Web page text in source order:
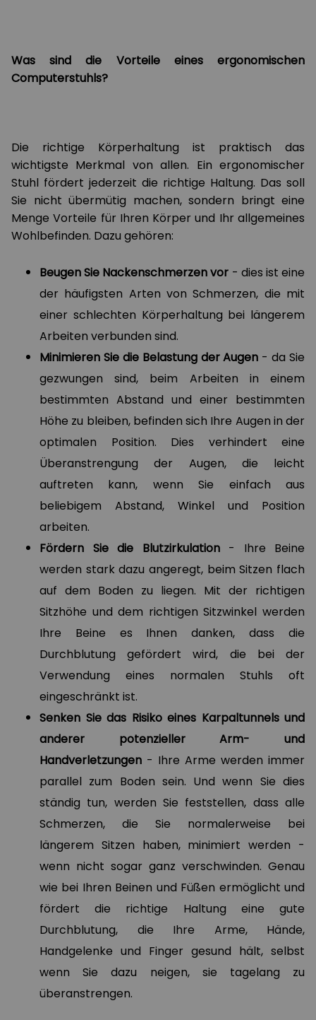
Was sind die Vorteile eines ergonomischen
Computerstuhls?
Die richtige Körperhaltung ist praktisch das
wichtigste Merkmal von allen. Ein ergonomischer
Stuhl fördert jederzeit die richtige Haltung. Das soll
Sie nicht übermütig machen, sondern bringt eine
Menge Vorteile für Ihren Körper und Ihr allgemeines
Wohlbefinden. Dazu gehören:
Beugen Sie Nackenschmerzen vor - dies ist eine
der häufigsten Arten von Schmerzen, die mit
einer schlechten Körperhaltung bei längerem
Arbeiten verbunden sind.
Minimieren Sie die Belastung der Augen - da Sie
gezwungen sind, beim Arbeiten in einem
bestimmten Abstand und einer bestimmten
Höhe zu bleiben, befinden sich Ihre Augen in der
optimalen Position. Dies verhindert eine
Überanstrengung der Augen, die leicht
auftreten kann, wenn Sie einfach aus
beliebigem Abstand, Winkel und Position
arbeiten.
Fördern Sie die Blutzirkulation - Ihre Beine
werden stark dazu angeregt, beim Sitzen flach
auf dem Boden zu liegen. Mit der richtigen
Sitzhöhe und dem richtigen Sitzwinkel werden
Ihre Beine es Ihnen danken, dass die
Durchblutung gefördert wird, die bei der
Verwendung eines normalen Stuhls oft
eingeschränkt ist.
Senken Sie das Risiko eines Karpaltunnels und
anderer potenzieller Arm- und
Handverletzungen - Ihre Arme werden immer
parallel zum Boden sein. Und wenn Sie dies
ständig tun, werden Sie feststellen, dass alle
Schmerzen, die Sie normalerweise bei
längerem Sitzen haben, minimiert werden -
wenn nicht sogar ganz verschwinden. Genau
wie bei Ihren Beinen und Füßen ermöglicht und
fördert die richtige Haltung eine gute
Durchblutung, die Ihre Arme, Hände,
Handgelenke und Finger gesund hält, selbst
wenn Sie dazu neigen, sie tagelang zu
überanstrengen.